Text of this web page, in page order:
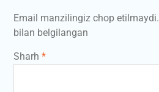
Email manzilingiz chop etilmaydi.
bilan belgilangan
Sharh *